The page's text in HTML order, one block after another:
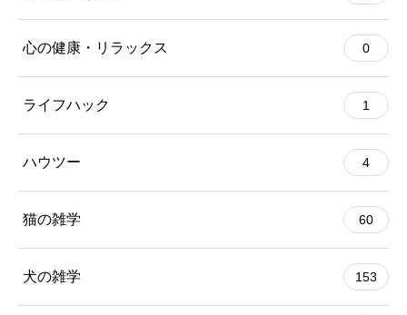
心の健康・リラックス 0
ライフハック 1
ハウツー 4
猫の雑学 60
犬の雑学 153